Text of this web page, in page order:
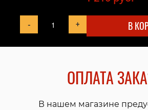
В
- +
ОПЛАТА
В нашем магазине